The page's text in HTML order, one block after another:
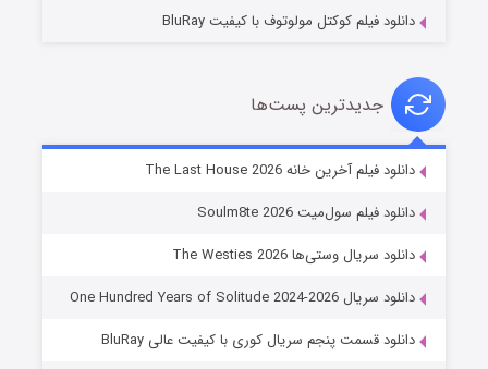
شوگر فصل ۲
دانلود فیلم کوکتل مولوتوف با کیفیت BluRay
جدیدترین پست‌ها
دانلود فیلم آخرین خانه The Last House 2026
دانلود فیلم سول‌میت Soulm8te 2026
دانلود سریال وستی‌ها The Westies 2026
دانلود سریال One Hundred Years of Solitude 2024-2026
دانلود قسمت پنجم سریال کوری با کیفیت عالی BluRay